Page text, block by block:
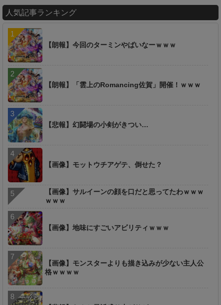
人気記事ランキング
【朗報】今回のターミンやばいなーｗｗｗ
【朗報】「雲上のRomancing佐賀」開催！ｗｗｗ
【悲報】幻闘場の小剣がきつい…
【画像】モットウチアゲテ、倒せた？
【画像】サルイーンの顔を口だと思ってたわｗｗｗ
ｗｗｗ
【画像】地味にすごいアビリティｗｗｗ
【画像】モンスターよりも描き込みが少ない主人公
格ｗｗｗｗ